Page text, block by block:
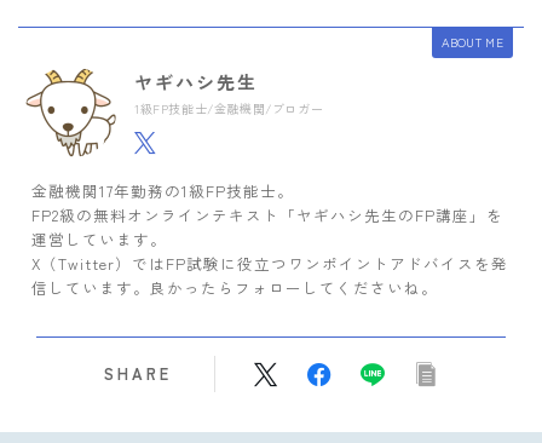
ABOUT ME
ヤギハシ先生
1級FP技能士/金融機関/ブロガー
金融機関17年勤務の1級FP技能士。
FP2級の無料オンラインテキスト「ヤギハシ先生のFP講座」を
運営しています。
X（Twitter）ではFP試験に役立つワンポイントアドバイスを発
信しています。良かったらフォローしてくださいね。
SHARE